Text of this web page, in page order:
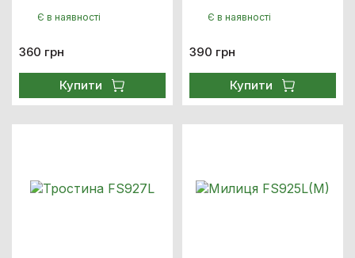
Є в наявності
360 грн
Купити
Є в наявності
390 грн
Купити